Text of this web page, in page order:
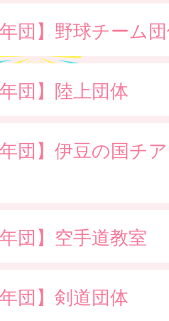
団】野球チーム
団】陸上団体
年団】伊豆の国チ
団】空手道教室
団】剣道団体